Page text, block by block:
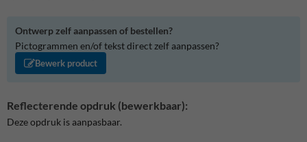
Ontwerp zelf aanpassen of bestellen?
Pictogrammen en/of tekst direct zelf aanpassen?
Bewerk product
Reflecterende opdruk (bewerkbaar):
Deze opdruk is aanpasbaar.